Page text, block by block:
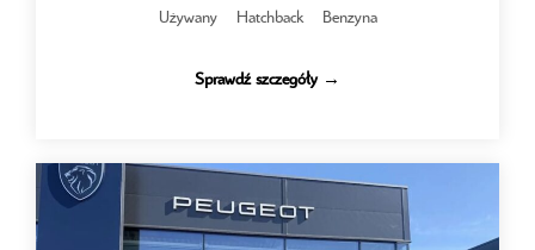
Używany Hatchback Benzyna
Sprawdź szczegóły →